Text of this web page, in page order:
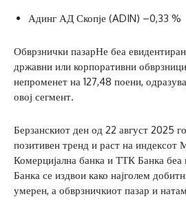
Адинг АД Скопје (ADIN) –0,33 %
Обврзнички пазарНе беа
државни или корпоративни
непроменет на 127,48 поени,
овој сегмент.
Берзанскиот ден од 22 август 2025
позитивен тренд и раст на индексот
Комерцијална банка и ТТК Банка беа
Банка се издвои како најголем
умерен, а обврзничкиот пазар и